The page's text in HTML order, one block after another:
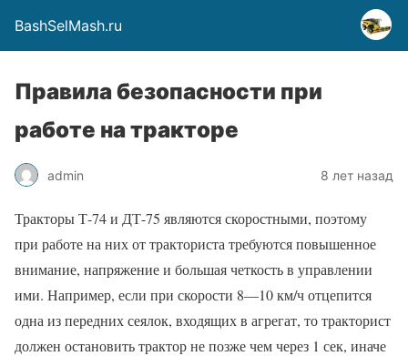
BashSelMash.ru
Правила безопасности при
работе на тракторе
admin 8 лет назад
Тракторы Т-74 и ДТ-75 являются скоростными, поэтому
при работе на них от тракториста требуются повышенное
внимание, напряжение и большая четкость в управлении
ими. Например, если при скорости 8—10 км/ч отцепится
одна из передних сеялок, входящих в агрегат, то тракторист
должен остановить трактор не позже чем через 1 сек, иначе